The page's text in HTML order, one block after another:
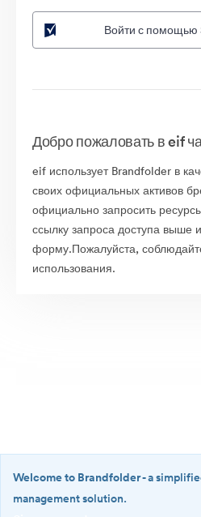
Войти с помощью
Добро пожаловать в eif
eif использует Brandfolder в
своих официальных активов
официально запросить
ссылку запроса доступа выше
форму.Пожалуйста,
использования.
Welcome to Brandfolder- a
management solution.